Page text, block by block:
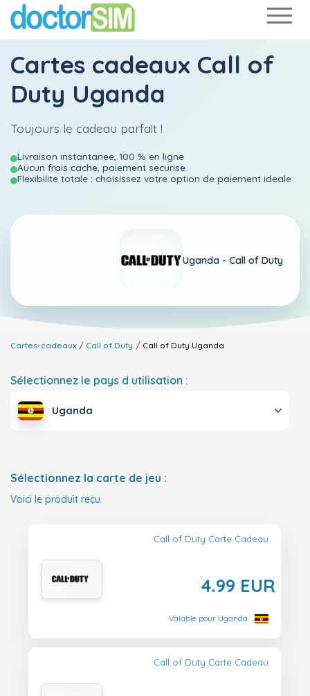
Cartes cadeaux Call of
Duty Uganda
Toujours le cadeau parfait !
Livraison instantanee, 100 % en ligne
Aucun frais cache, paiement securise
Flexibilite totale : choisissez votre option de paiement ideale
Uganda - Call of Duty
Cartes-cadeaux Call of Duty Call of Duty Uganda
Sélectionnez le pays d utilisation :
Uganda
Sélectionnez la carte de jeu :
Voici le produit reçu.
Call of Duty Carte Cadeau
4.99 EUR
Valable pour Uganda
Call of Duty Carte Cadeau